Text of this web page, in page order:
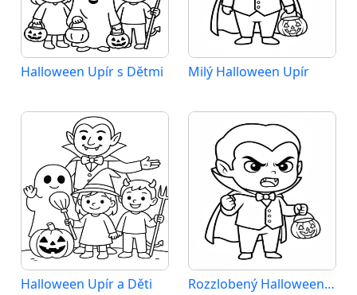
Halloween Upír s Dětmi Milý Halloween Upír
Halloween Upír a Děti Rozzlobený Halloween Upír